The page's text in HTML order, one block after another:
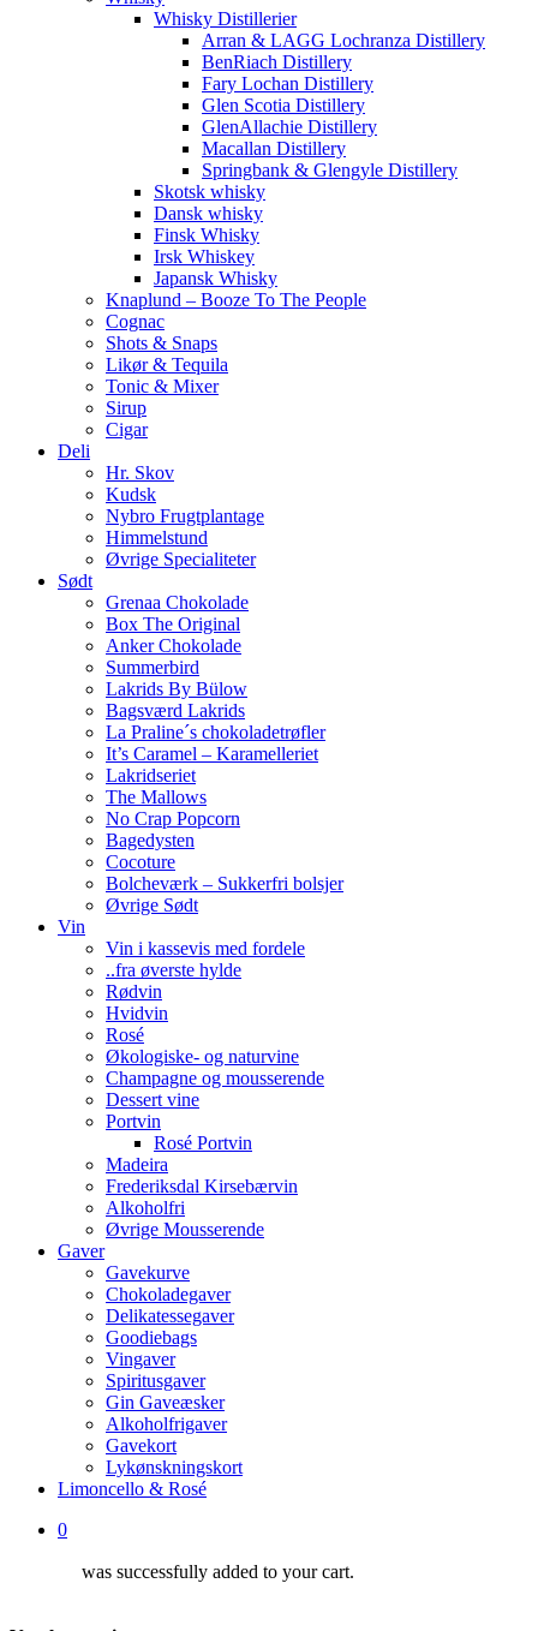
Whisky Distillerier
Arran & LAGG Lochranza Distillery
BenRiach Distillery
Fary Lochan Distillery
Glen Scotia Distillery
GlenAllachie Distillery
Macallan Distillery
Springbank & Glengyle Distillery
Skotsk whisky
Dansk whisky
Finsk Whisky
Irsk Whiskey
Japansk Whisky
Knaplund – Booze To The People
Cognac
Shots & Snaps
Likør & Tequila
Tonic & Mixer
Sirup
Cigar
Deli
Hr. Skov
Kudsk
Nybro Frugtplantage
Himmelstund
Øvrige Specialiteter
Sødt
Grenaa Chokolade
Box The Original
Anker Chokolade
Summerbird
Lakrids By Bülow
Bagsværd Lakrids
La Praline´s chokoladetrøfler
It’s Caramel – Karamelleriet
Lakridseriet
The Mallows
No Crap Popcorn
Bagedysten
Cocoture
Bolcheværk – Sukkerfri bolsjer
Øvrige Sødt
Vin
Vin i kassevis med fordele
..fra øverste hylde
Rødvin
Hvidvin
Rosé
Økologiske- og naturvine
Champagne og mousserende
Dessert vine
Portvin
Rosé Portvin
Madeira
Frederiksdal Kirsebærvin
Alkoholfri
Øvrige Mousserende
Gaver
Gavekurve
Chokoladegaver
Delikatessegaver
Goodiebags
Vingaver
Spiritusgaver
Gin Gaveæsker
Alkoholfrigaver
Gavekort
Lykønskningskort
Limoncello & Rosé
0
was successfully added to your cart.